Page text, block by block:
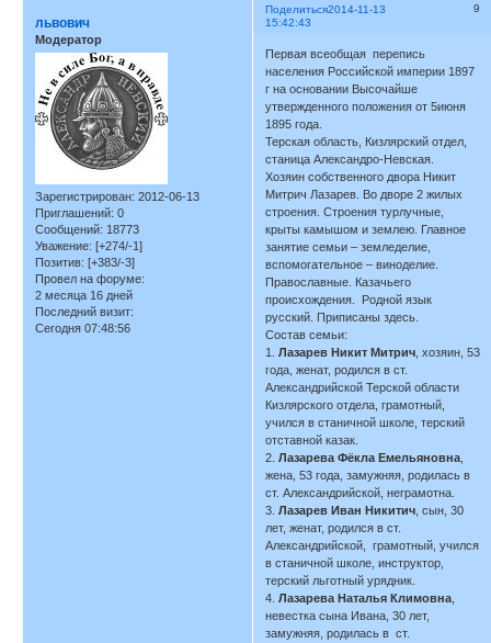
Поделиться 9
2014-11-13
15:42:43
львович
Модератор
Зарегистрирован: 2012-06-13
Приглашений: 0
Сообщений: 18773
Уважение: [+274/-1]
Позитив: [+383/-3]
Провел на форуме:
2 месяца 16 дней
Последний визит:
Сегодня 07:48:56
Первая всеобщая перепись
населения Российской империи 1897
г на основании Высочайше
утвержденного положения от 5июня
1895 года.
Терская область, Кизлярский отдел,
станица Александро-Невская.
Хозяин собственного двора Никит
Митрич Лазарев. Во дворе 2 жилых
строения. Строения турлучные,
крыты камышом и землею. Главное
занятие семьи – земледелие,
вспомогательное – виноделие.
Православные. Казачьего
происхождения. Родной язык
русский. Приписаны здесь.
Состав семьи:
1.Лазарев Никит Митрич , хозяин, 53
года, женат, родился в ст.
Александрийской Терской области
Кизлярского отдела, грамотный,
учился в станичной школе, терский
отставной казак.
2.Лазарева Фёкла Емельяновна
жена, 53 года, замужняя, родилась в
ст. Александрийской, неграмотна.
3.Лазарев Иван Никитич , сын, 30
лет, женат, родился в ст.
Александрийской, грамотный, учился
в станичной школе, инструктор,
терский льготный урядник.
4.Лазарева Наталья Климовна
невестка сына Ивана, 30 лет,
замужняя, родилась в ст.